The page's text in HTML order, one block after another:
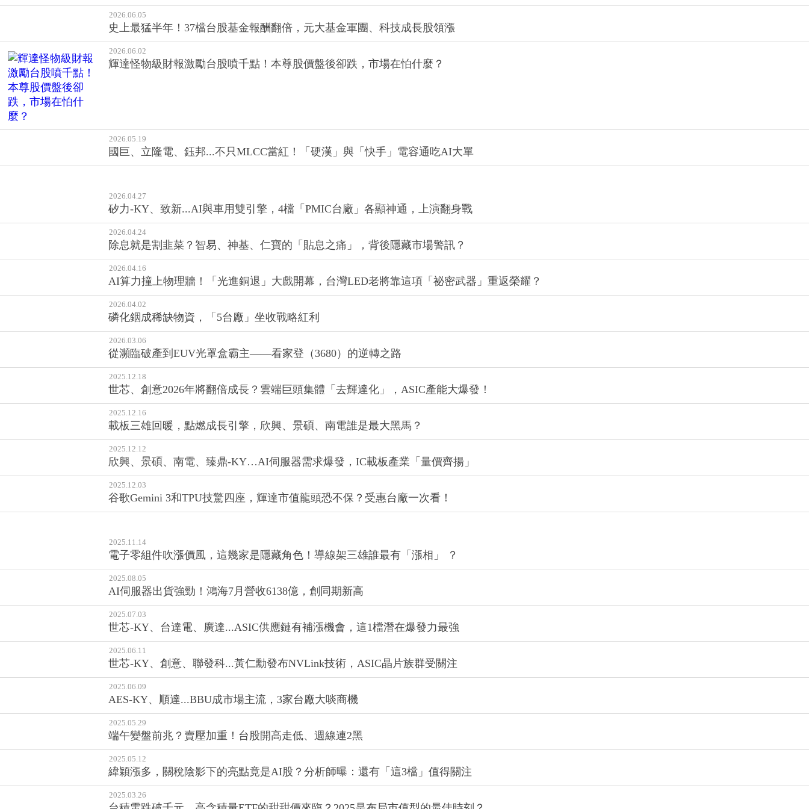
2026.06.05
史上最猛半年！37檔台股基金報酬翻倍，元大基金軍團、科技成長股領漲
2026.06.02
輝達怪物級財報激勵台股噴千點！本尊股價盤後卻跌，市場在怕什麼？
2026.04.27
矽力-KY、致新...AI與車用雙引擎，4檔「PMIC台廠」各顯神通，上演翻身戰
除息就是割韭菜？智易、神基、仁寶的「貼息之痛」，背後隱藏市場警訊？
2026.04.16
AI算力撞上物理牆！「光進銅退」大戲開幕，台灣LED老將靠這項「祕密武器」重返榮耀？
2026.04.02
磷化銦成稀缺物資，「5台廠」坐收戰略紅利
2026.03.06
從瀕臨破產到EUV光罩盒霸主——看家登（3680）的逆轉之路
2025.12.18
世芯、創意2026年將翻倍成長？雲端巨頭集體「去輝達化」，ASIC產能大爆發！
2025.12.16
載板三雄回暖，點燃成長引擎，欣興、景碩、南電誰是最大黑馬？
2025.12.12
欣興、景碩、南電、臻鼎-KY…AI伺服器需求爆發，IC載板產業「量價齊揚」
2025.12.03
谷歌Gemini 3和TPU技驚四座，輝達市值龍頭恐不保？受惠台廠一次看！
2025.11.14
電子零組件吹漲價風，這幾家是隱藏角色！導線架三雄誰最有「漲相」 ？
AI伺服器出貨強勁！鴻海7月營收6138億，創同期新高
2025.07.03
世芯-KY、台達電、廣達...ASIC供應鏈有補漲機會，這1檔潛在爆發力最強
2025.06.11
世芯-KY、創意、聯發科...黃仁勳發布NVLink技術，ASIC晶片族群受關注
2025.06.09
AES-KY、順達...BBU成市場主流，3家台廠大啖商機
2025.05.29
端午變盤前兆？賣壓加重！台股開高走低、週線連2黑
緯穎漲多，關稅陰影下的亮點竟是AI股？分析師曝：還有「這3檔」值得關注
2025.03.26
台積電跌破千元，高含積量ETF的甜甜價來臨？2025是布局市值型的最佳時刻？